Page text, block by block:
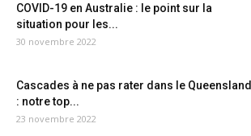
COVID-19 en Australie : le point sur la
situation pour les...
30 novembre 2022
Cascades à ne pas rater dans le Queensland
: notre top...
23 novembre 2022